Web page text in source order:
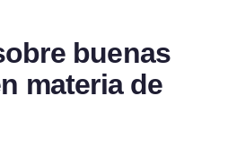
buenas
materia de